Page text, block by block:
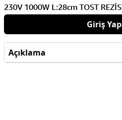
230V 1000W L:28cm TOST
Giriş
Açıklama